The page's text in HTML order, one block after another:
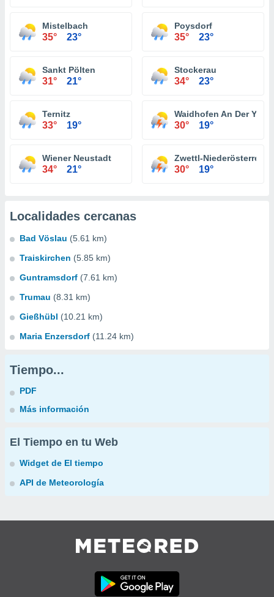
Mistelbach
35° 23°
Poysdorf
35° 23°
Sankt Pölten
31° 21°
Stockerau
34° 23°
Ternitz
33° 19°
Waidhofen An Der Ybbs
30° 19°
Wiener Neustadt
34° 21°
Zwettl-Niederösterreich
30° 19°
Localidades cercanas
Bad Vöslau (5.61 km)
Traiskirchen (5.85 km)
Guntramsdorf (7.61 km)
Trumau (8.31 km)
Gießhübl (10.21 km)
Maria Enzersdorf (11.24 km)
Tiempo...
PDF
Más información
El Tiempo en tu Web
Widget de El tiempo
API de Meteorología